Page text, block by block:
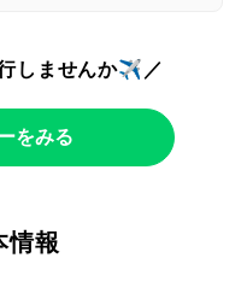
しませんか✈️／
をみる
情報